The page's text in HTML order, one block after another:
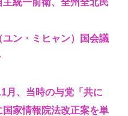
統一前衛、全州全北民
ン・ミヒャン）国会議
月、当時の与党「共に
家情報院法改正案を単